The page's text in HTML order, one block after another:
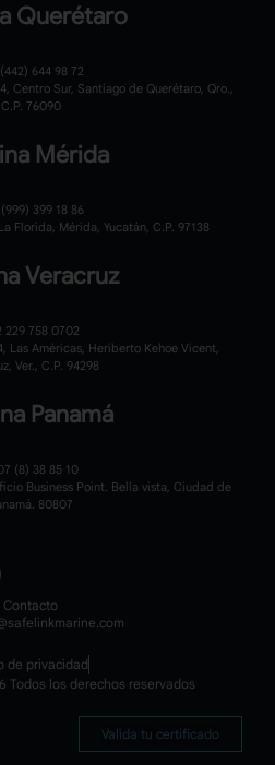
Querétaro
644 98 72
Centro Sur, Santiago de Querétaro, Qro.,
C.P. 76090
Mérida
(999) 399 18 86
Florida, Mérida, Yucatán, C.P. 97138
Veracruz
229 758 0702
Las Américas, Heriberto Kehoe Vicent,
Ver., C.P. 94298
Panamá
(8) 38 85 10
Business Point. Bella vista, Ciudad de
80807
Contacto
de privacidad
Todos los derechos reservados
Valida tu certificado